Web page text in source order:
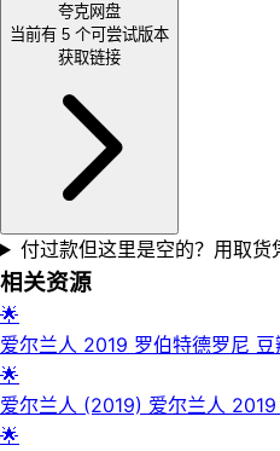
夸克网盘
当前有 5 个可尝试版本
获取链接
付过款但这里是空的？用取货
相关资源
🌟
爱尔兰人 2019 罗伯特德罗尼 豆瓣8.8 蓝光原盘
繁中字 41G 老K
🌟
爱尔兰人 (2019) 爱尔兰人 2019 罗
盘REMUX 精修简繁中字 41G 老K
🌟